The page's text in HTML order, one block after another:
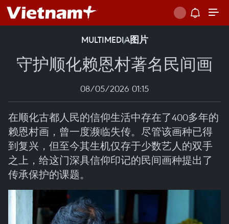
MULTIMEDIA图片
守护顺化赖恩村著名民间画
08/05/2026 01:15
在顺化古都人民的信仰生活中存在了400多年的
赖恩村画，曾一度濒临失传。尽管该画种已得
到复兴，但至今其生机仅存于少数艺人的双手
之上，给这门深具信仰印记的民间画种提出了
传承保护的课题。